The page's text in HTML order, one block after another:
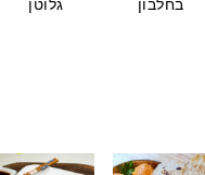
בחלבון
גלוטן